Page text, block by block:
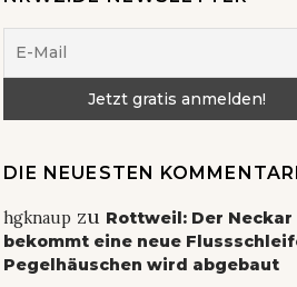
DIE NEUESTEN
hgknaupzu Rottweil: Der Neckar
bekommt eine neue
Pegelhäuschen wird abgebaut